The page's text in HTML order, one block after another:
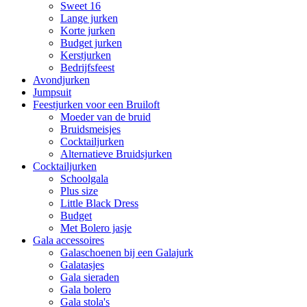
Sweet 16
Lange jurken
Korte jurken
Budget jurken
Kerstjurken
Bedrijfsfeest
Avondjurken
Jumpsuit
Feestjurken voor een Bruiloft
Moeder van de bruid
Bruidsmeisjes
Cocktailjurken
Alternatieve Bruidsjurken
Cocktailjurken
Schoolgala
Plus size
Little Black Dress
Budget
Met Bolero jasje
Gala accessoires
Galaschoenen bij een Galajurk
Galatasjes
Gala sieraden
Gala bolero
Gala stola's